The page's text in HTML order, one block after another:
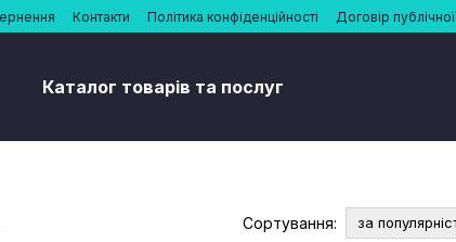
Контакти Політика конфіденційності Договір
Каталог товарів та послуг
Сортування: за